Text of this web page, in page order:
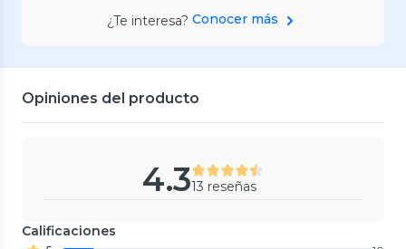
¿Te interesa? Conocer más
Opiniones del producto
4.313 reseñas
Calificaciones